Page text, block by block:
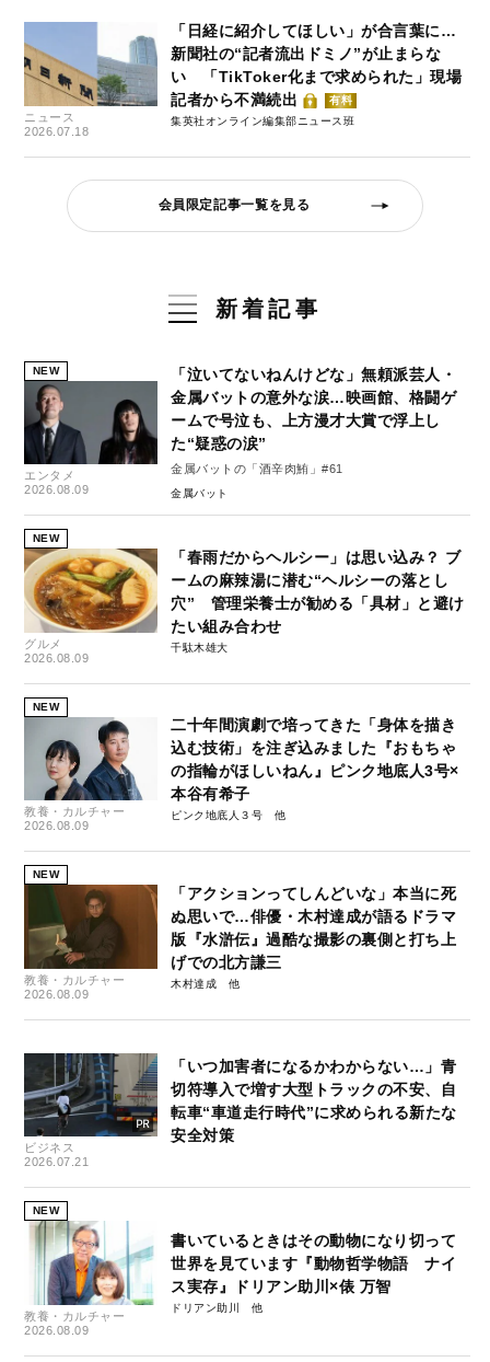
ニュース
2026.07.18
「日経に紹介してほしい」が合言葉に…
新聞社の“記者流出ドミノ”が止まらな
い 「TikToker化まで求められた」現場
記者から不満続出
有料
集英社オンライン編集部ニュース班
会員限定記事一覧を見る
新着記事
NEW
エンタメ
2026.08.09
「泣いてないねんけどな」無頼派芸人・
金属バットの意外な涙…映画館、格闘ゲ
ームで号泣も、上方漫才大賞で浮上し
た“疑惑の涙”
金属バットの「酒辛肉鮪」#61
金属バット
NEW
グルメ
2026.08.09
「春雨だからヘルシー」は思い込み？ ブ
ームの麻辣湯に潜む“ヘルシーの落とし
穴” 管理栄養士が勧める「具材」と避け
たい組み合わせ
千駄木雄大
NEW
教養・カルチャー
2026.08.09
二十年間演劇で培ってきた「身体を描き
込む技術」を注ぎ込みました『おもちゃ
の指輪がほしいねん』ピンク地底人3号×
本谷有希子
ピンク地底人３号
NEW
教養・カルチャー
2026.08.09
「アクションってしんどいな」本当に死
ぬ思いで…俳優・木村達成が語るドラマ
版『水滸伝』過酷な撮影の裏側と打ち上
げでの北方謙三
木村達成
ビジネス
2026.07.21
「いつ加害者になるかわからない…」青
切符導入で増す大型トラックの不安、自
転車“車道走行時代”に求められる新たな
安全対策
NEW
教養・カルチャー
2026.08.09
書いているときはその動物になり切って
世界を見ています『動物哲学物語 ナイ
ス実存』ドリアン助川×俵 万智
ドリアン助川